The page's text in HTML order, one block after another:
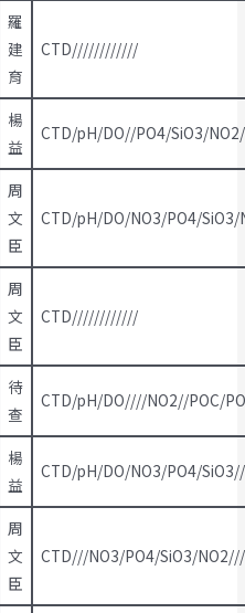
羅
建
育
CTD////////////
楊
益
CTD/pH/DO//PO4/SiO3/
周
文
臣
CTD/pH/DO/NO3/PO4/
周
文
臣
CTD////////////
待
查
CTD/pH/DO////NO2//POC/
楊
益
CTD/pH/DO/NO3/PO4/
周
文
臣
CTD///NO3/PO4/SiO3/